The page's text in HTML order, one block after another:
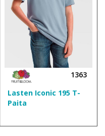
1363
Lasten Iconic 195 T-
Paita